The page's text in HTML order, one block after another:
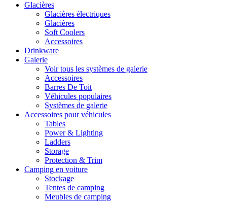
Glacières
Glacières électriques
Glacières
Soft Coolers
Accessoires
Drinkware
Galerie
Voir tous les systèmes de galerie
Accessoires
Barres De Toit
Véhicules populaires
Systèmes de galerie
Accessoires pour véhicules
Tables
Power & Lighting
Ladders
Storage
Protection & Trim
Camping en voiture
Stockage
Tentes de camping
Meubles de camping